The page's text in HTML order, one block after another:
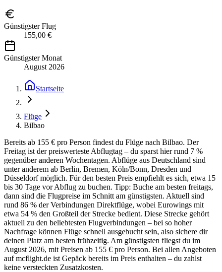
Günstigster Flug
155,00 €
Günstigster Monat
August 2026
Startseite
Flüge
Bilbao
Bereits ab 155 € pro Person findest du Flüge nach Bilbao. Der
Freitag ist der preiswerteste Abflugtag – du sparst hier rund 7 %
gegenüber anderen Wochentagen. Abflüge aus Deutschland sind
unter anderem ab Berlin, Bremen, Köln/Bonn, Dresden und
Düsseldorf möglich. Für den besten Preis empfiehlt es sich, etwa 15
bis 30 Tage vor Abflug zu buchen. Tipp: Buche am besten freitags,
dann sind die Flugpreise im Schnitt am günstigsten. Aktuell sind
rund 86 % der Verbindungen Direktflüge, wobei Eurowings mit
etwa 54 % den Großteil der Strecke bedient. Diese Strecke gehört
aktuell zu den beliebtesten Flugverbindungen – bei so hoher
Nachfrage können Flüge schnell ausgebucht sein, also sichere dir
deinen Platz am besten frühzeitig. Am günstigsten fliegst du im
August 2026, mit Preisen ab 155 € pro Person. Bei allen Angeboten
auf mcflight.de ist Gepäck bereits im Preis enthalten – du zahlst
keine versteckten Zusatzkosten.